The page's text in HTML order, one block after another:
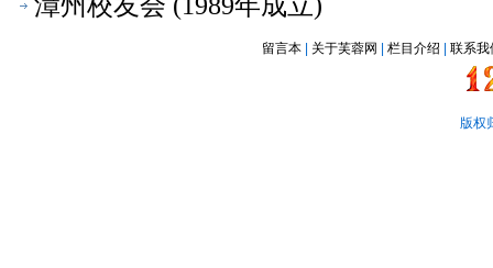
留言本| 关于芙蓉网 栏目介绍 联系我
版权